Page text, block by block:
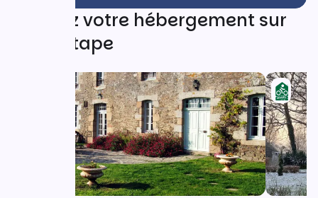
Trouvez votre hébergement sur
cette étape